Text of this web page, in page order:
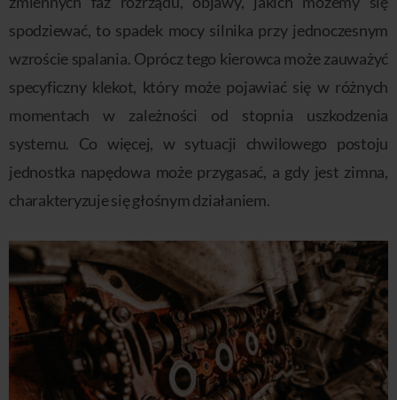
spodziewać, to spadek mocy silnika przy jednoczesnym
wzroście spalania. Oprócz tego kierowca może zauważyć
specyficzny klekot, który może pojawiać się w różnych
momentach w zależności od stopnia uszkodzenia
systemu. Co więcej, w sytuacji chwilowego postoju
jednostka napędowa może przygasać, a gdy jest zimna,
charakteryzuje się głośnym działaniem.